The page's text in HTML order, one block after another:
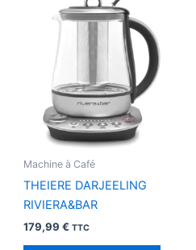
Machine à Café
THEIERE DARJEELING
RIVIERA&BAR
179,99 € TTC